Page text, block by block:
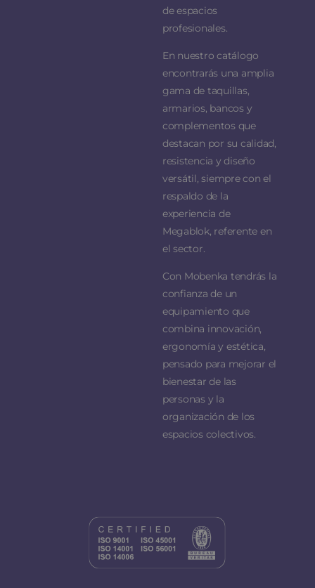
de espacios
profesionales.
En nuestro catálogo
encontrarás una amplia
gama de taquillas,
armarios, bancos y
complementos que
destacan por su calidad,
resistencia y diseño
versátil, siempre con el
respaldo de la
experiencia de
Megablok, referente en
el sector.
Con Mobenka tendrás la
confianza de un
equipamiento que
combina innovación,
ergonomía y estética,
pensado para mejorar el
bienestar de las
personas y la
organización de los
espacios colectivos.